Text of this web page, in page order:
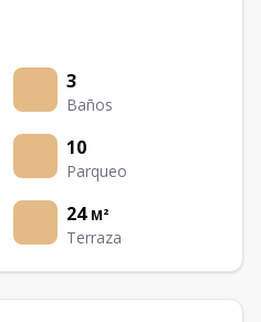
3
Baños
10
Parqueo
24 M²
Terraza